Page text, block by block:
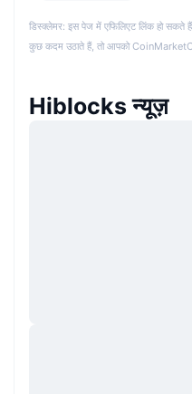
डिस्क्लेमर: इस पेज में एफिलिएट लिंक हो
कुछ कदम उठाते हैं, तो आपको
Hiblocks न्यूज़